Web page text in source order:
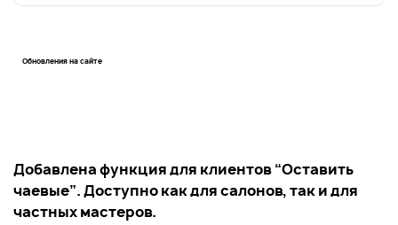
Обновления на сайте
Добавлена функция для клиентов “Оставить
чаевые”. Доступно как для салонов, так и для
частных мастеров.